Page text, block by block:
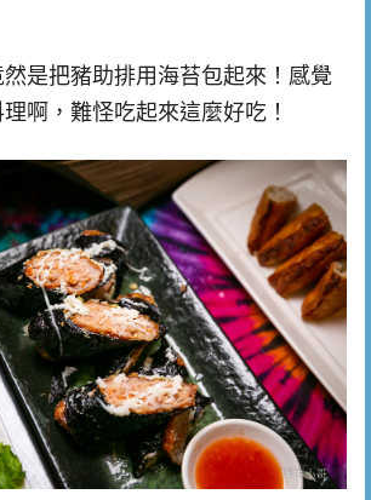
是把豬助排用海苔包起來！感覺
啊，難怪吃起來這麼好吃！